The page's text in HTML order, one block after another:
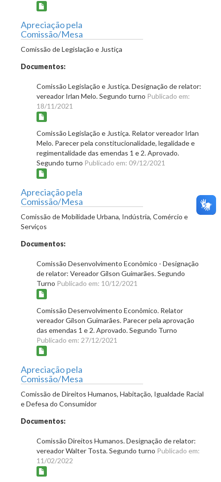
Apreciação pela
Comissão/Mesa
Comissão de Legislação e Justiça
Documentos:
Comissão Legislação e Justiça. Designação de relator:
vereador Irlan Melo. Segundo turno Publicado em:
18/11/2021
Comissão Legislação e Justiça. Relator vereador Irlan
Melo. Parecer pela constitucionalidade, legalidade e
regimentalidade das emendas 1 e 2. Aprovado.
Segundo turno Publicado em: 09/12/2021
Apreciação pela
Comissão/Mesa
Comissão de Mobilidade Urbana, Indústria, Comércio e
Serviços
Documentos:
Comissão Desenvolvimento Econômico - Designação
de relator: Vereador Gilson Guimarães. Segundo
Turno Publicado em: 10/12/2021
Comissão Desenvolvimento Econômico. Relator
vereador Gilson Guimarães. Parecer pela aprovação
das emendas 1 e 2. Aprovado. Segundo Turno
Publicado em: 27/12/2021
Apreciação pela
Comissão/Mesa
Comissão de Direitos Humanos, Habitação, Igualdade Racial
e Defesa do Consumidor
Documentos:
Comissão Direitos Humanos. Designação de relator:
vereador Walter Tosta. Segundo turno Publicado em:
11/02/2022